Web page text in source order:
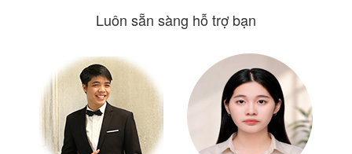
Luôn sẵn sàng hỗ trợ bạn